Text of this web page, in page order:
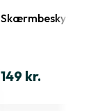
Skærmbeskyttelse
149 kr.